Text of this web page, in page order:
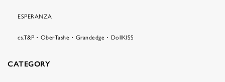
ESPERANZA
cs.T&P・OberTashe・Grandedge・DollKISS
CATEGORY